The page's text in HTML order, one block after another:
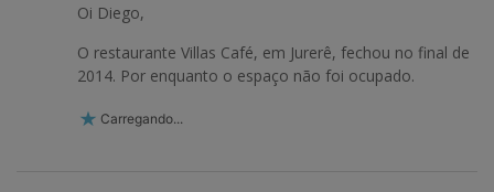
Oi Diego,
O restaurante Villas Café, em Jurerê, fechou no final de
2014. Por enquanto o espaço não foi ocupado.
Carregando...